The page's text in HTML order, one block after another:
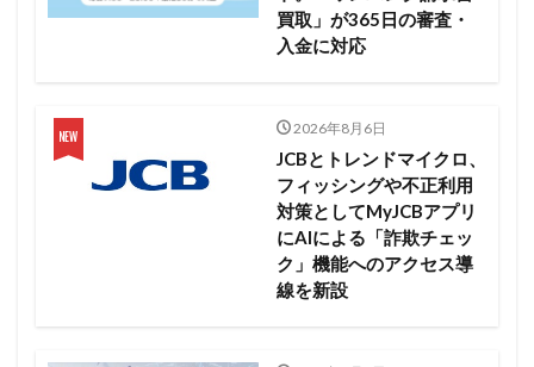
買取」が365日の審査・
入金に対応
2026年8月6日
JCBとトレンドマイクロ、
フィッシングや不正利用
対策としてMyJCBアプリ
にAIによる「詐欺チェッ
ク」機能へのアクセス導
線を新設